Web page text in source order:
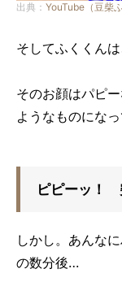
出典： YouTube（豆柴
そしてふくくん
そのお顔はパピ
ようなものになっ
ピピーッ！
しかし。あんな
の数分後…